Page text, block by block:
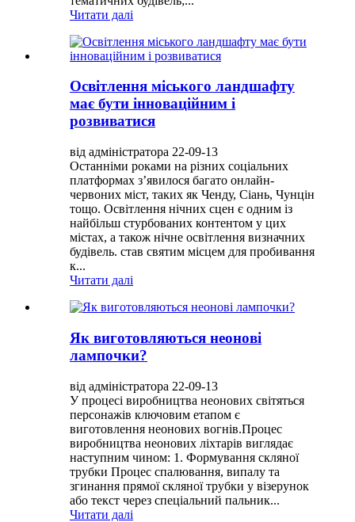
Читати далі
Освітлення міського ландшафту
має бути інноваційним і
розвиватися
від адміністратора 22-09-13
Останніми роками на різних соціальних
платформах з’явилося багато онлайн-
червоних міст, таких як Ченду, Сіань, Чунцін
тощо. Освітлення нічних сцен є одним із
найбільш стурбованих контентом у цих
містах, а також нічне освітлення визначних
будівель. став святим місцем для пробивання
к...
Читати далі
Як виготовляються неонові
лампочки?
від адміністратора 22-09-13
У процесі виробництва неонових світяться
персонажів ключовим етапом є
виготовлення неонових вогнів.Процес
виробництва неонових ліхтарів виглядає
наступним чином: 1. Формування скляної
трубки Процес спалювання, випалу та
згинання прямої скляної трубки у візерунок
або текст через спеціальний пальник...
Читати далі